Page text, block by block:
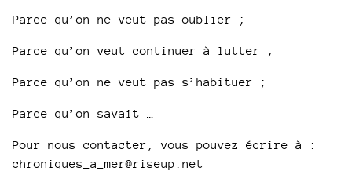
Parce qu’on ne veut pas oublier ;
Parce qu’on veut continuer à lutter ;
Parce qu’on ne veut pas s’habituer ;
Parce qu’on savait …
Pour nous contacter, vous pouvez écrire à :
chroniques_a_mer@riseup.net